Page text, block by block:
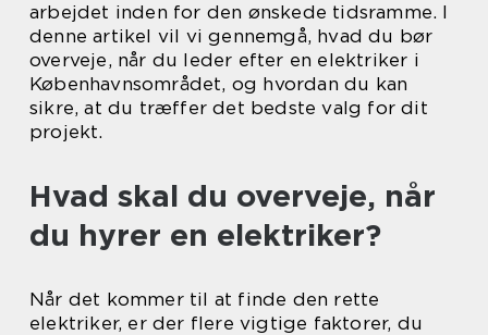
arbejdet inden for den ønskede tidsramme. I
denne artikel vil vi gennemgå, hvad du bør
overveje, når du leder efter en elektriker i
Københavnsområdet, og hvordan du kan
sikre, at du træffer det bedste valg for dit
projekt.
Hvad skal du overveje, når
du hyrer en elektriker?
Når det kommer til at finde den rette
elektriker, er der flere vigtige faktorer, du